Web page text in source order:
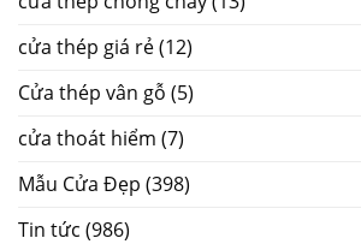
cửa thép giá rẻ(12)
Cửa thép vân gỗ (5)
cửa thoát hiểm (7)
Mẫu Cửa Đẹp (398)
Tin tức (986)